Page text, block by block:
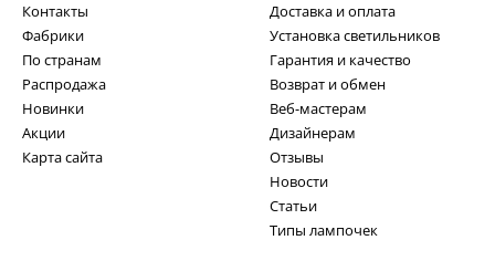
Контакты
Фабрики
По странам
Распродажа
Новинки
Акции
Карта сайта
Доставка и оплата
Установка светильников
Гарантия и качество
Возврат и обмен
Веб-мастерам
Дизайнерам
Отзывы
Новости
Статьи
Типы лампочек